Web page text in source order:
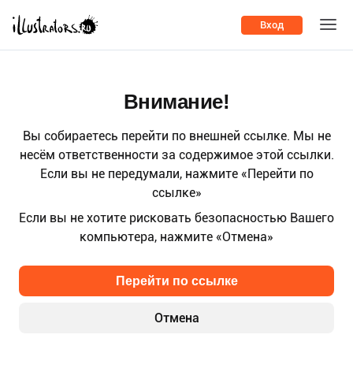
Вход
Внимание!
Вы собираетесь перейти по внешней ссылке. Мы не
несём ответственности за содержимое этой ссылки.
Если вы не передумали, нажмите «Перейти по
ссылке»
Если вы не хотите рисковать безопасностью Вашего
компьютера, нажмите «Отмена»
Отмена
Перейти по ссылке